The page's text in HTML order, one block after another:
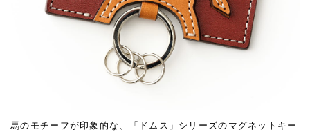
馬のモチーフが印象的な、「ドムス」シリーズのマグネットキー